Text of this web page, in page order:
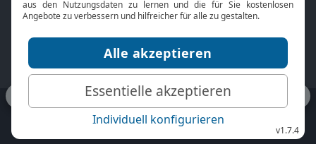
Jobs
Mediadaten
TV-Empfang
bibeltv.de: Impressum
Datenschutz
Nutzungsbedingungen
Fakten Bibel TV App